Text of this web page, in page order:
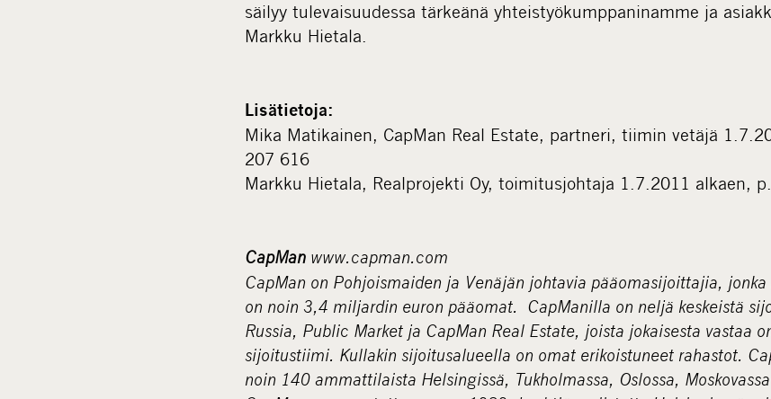
säilyy tulevaisuudessa tärkeänä yhteistyökumppaninamme ja
Markku Hietala.
Lisätietoja:
Mika Matikainen, CapMan Real Estate, partneri, tiimin vetäjä
207 616
Markku Hietala, Realprojekti Oy, toimitusjohtaja 1.7.2011 alkaen,
CapMan www.capman.com
CapMan on Pohjoismaiden ja Venäjän johtavia pääomasijoittajia,
on noin 3,4 miljardin euron pääomat. CapManilla on neljä keskeistä
Russia, Public Market ja CapMan Real Estate, joista jokaisesta vastaa
sijoitustiimi. Kullakin sijoitusalueella on omat erikoistuneet rahastot.
noin 140 ammattilaista Helsingissä, Tukholmassa, Oslossa,